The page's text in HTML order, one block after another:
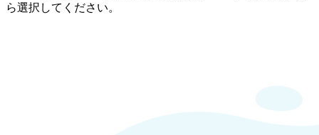
ら選択してください。